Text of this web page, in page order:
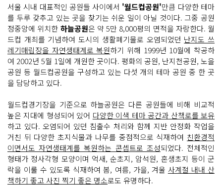
L
복
사
하
기
게
변
경
하
기
게
변
경
하
기
서울 시내 대표적인 공원들 사이에서 '월드컵공원'만큼 다양한 테마
를 두루 갖추고 있는 곳을 찾기는 쉬운 일이 아닐 것이다. 그중 공원
정중앙에 위치한 하늘공원은 약 5만 8,000평의 면적을 자랑한다. 월
드컵 개최를 기념하여 도시의 생활폐기물로 오염되었던 난지도 쓰
레기매립장을 자연생태계로 복원하기 위해 1999년 10월에 착공하
여 2002년 5월 1일에 개원한 곳이다. 평화의 공원, 난지천공원, 노을
공원 등 월드컵공원을 구성하고 있는 다섯 개의 테마 공원 중 한 곳
을 담당하고 있다.
월드컵경기장을 기준으로 하늘공원은 다른 공원들에 비해 비교적
높은 지대에 형성되어 있어 다양한 이색 테마 공간과 산책로를 보유
하고 있다. 오염되어 있던 침출수 처리와 함께 지반 안정화 작업을
거친 뒤 다양한 초지식물과 나무를 중점적으로 식재하여 친환경적
이면서도 자연생태계를 복원하는 콘셉트로 조성되었다. 전체적인
형태가 정사각형 모양이며 억새, 순초지, 암석원, 혼생초지 등이 군
락을 이룰 수 있도록 식재하여 봄, 여름, 가을, 겨울 사계절 내내 산
책하기 좋고 사진 찍기 좋은 명소로도 유명하다.